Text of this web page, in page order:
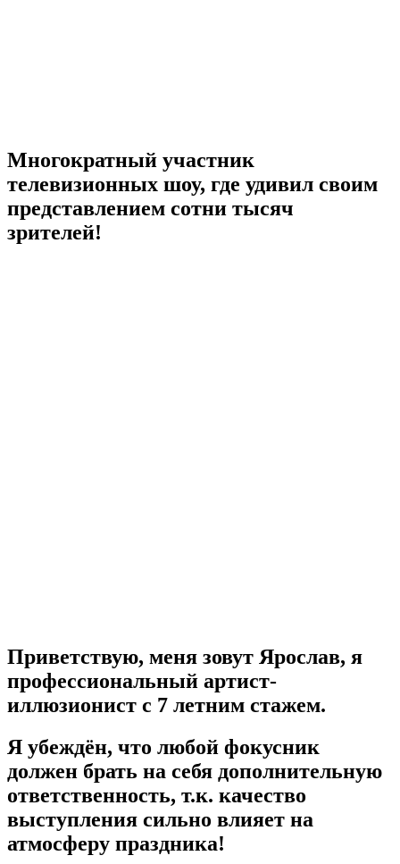
Многократный участник
телевизионных шоу, где удивил своим
представлением сотни тысяч
зрителей!
Приветствую, меня зовут Ярослав, я
профессиональный артист-
иллюзионист с 7 летним стажем.
Я убеждён, что любой фокусник
должен брать на себя дополнительную
ответственность, т.к. качество
выступления сильно влияет на
атмосферу праздника!